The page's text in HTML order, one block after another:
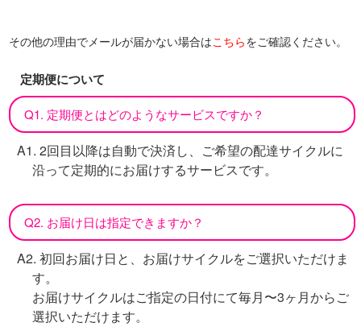
その他の理由でメールが届かない場合はこちらをご確認ください。
定期便について
Q1. 定期便とはどのようなサービスですか？
A1. 2回目以降は自動で決済し、ご希望の配達サイクルに
沿って定期的にお届けするサービスです。
Q2. お届け日は指定できますか？
A2. 初回お届け日と、お届けサイクルをご選択いただけま
す。
お届けサイクルはご指定の日付にて毎月〜3ヶ月からご
選択いただけます。